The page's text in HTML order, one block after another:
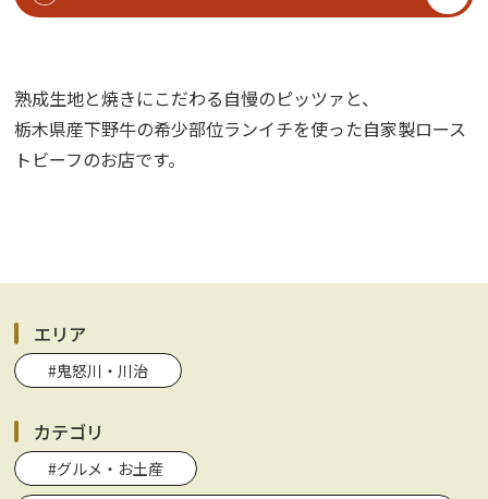
熟成生地と焼きにこだわる自慢のピッツァと、
栃木県産下野牛の希少部位ランイチを使った自家製ロース
トビーフのお店です。
エリア
#鬼怒川・川治
カテゴリ
#グルメ・お土産